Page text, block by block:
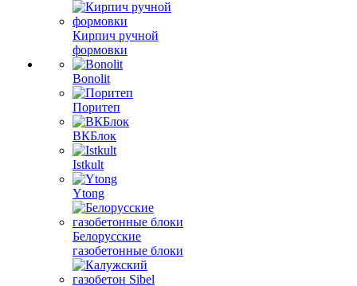
Кирпич ручной
формовки
Bonolit
Поритеп
ВКБлок
Istkult
Ytong
Белорусские
газобетонные блоки